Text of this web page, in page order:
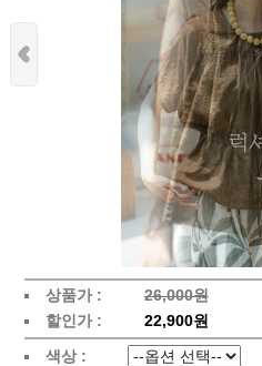
상품가 :
26,000원
할인가 :
22,900원
색상 :